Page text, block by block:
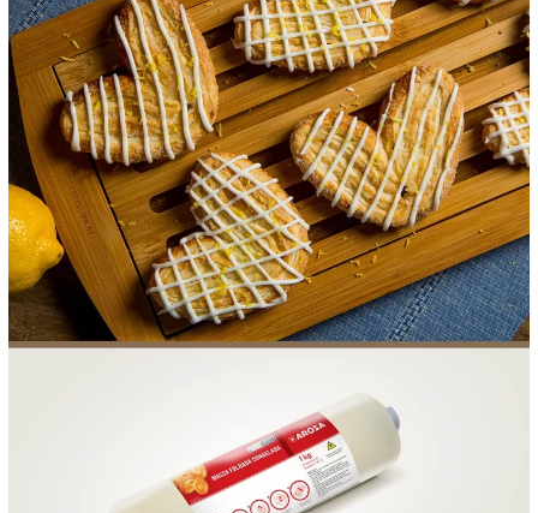
ONDE COMPRAR LOJAS AROSA
DISTRIBUIDORES E
REPRESENTANTES
FOOD SERVICE EMPRESA AGENDA DE CURSOS
SAC